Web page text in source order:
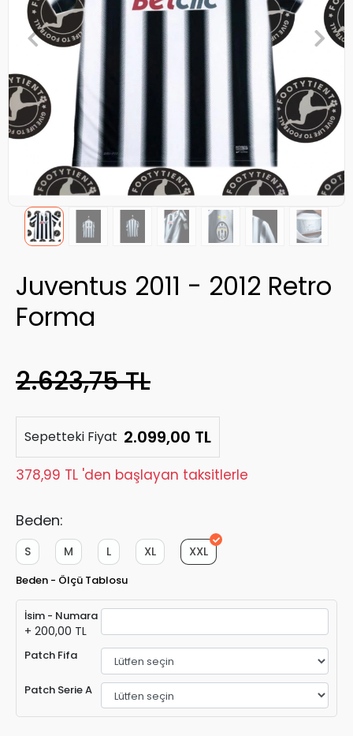
Juventus 2011 - 2012 Retro
Forma
2.623,75 TL
Sepetteki Fiyat 2.099,00 TL
378,99 TL 'den başlayan taksitlerle
Beden:
XXL
XL
L
M
S
Beden - Ölçü Tablosu
İsim - Numara
+ 200,00 TL
Patch Fifa
Patch Serie A